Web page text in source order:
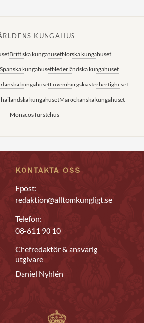
KUNGAHUS
Brittiska kungahusetNorska kungahuset
Spanska kungahusetNederländska kungahuset
kungahusetLuxemburgska storhertighuset
kungahusetMarockanska kungahuset
Monacos furstehus
KONTAKTA OSS
Epost:
redaktion@alltomkungligt.se
Telefon:
08-611 90 10
Chefredaktör & ansvarig
utgivare
Daniel Nyhlén